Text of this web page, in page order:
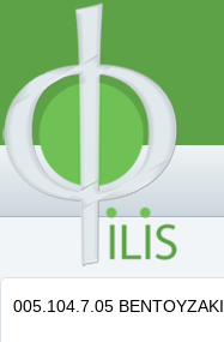
005.104.7.05 ΒΕΝΤΟΥΖΑΚΙ